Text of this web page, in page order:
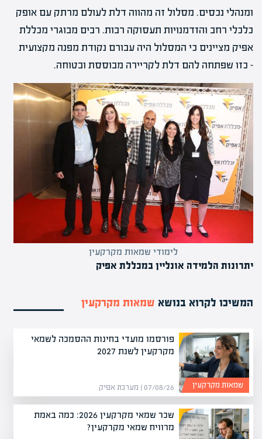
ומנהלי נכסים. מסלול זה מהווה דלת לעולם מרתק עם אופק
כלכלי רחב והזדמנויות תעסוקה רבות. רבים מבוגרי מכללת
אפיק מציינים כי המסלול היה עבורם נקודת מפנה מקצועית
– כזו שפתחה להם דלת לקריירה מבוססת ובטוחה.
לימודי שמאות מקרקעין
יתרונות הלמידה אונליין במכללת אפיק
המשיכו לקרוא בנושא שמאות מקרקעין
פורסמו מועדי בחינות ההסמכה לשמאי
מקרקעין לשנת 2027
07/08/26 | מערכת אפיק שמאות מקרקעין
שכר שמאי מקרקעין 2026: כמה באמת
מרוויח שמאי מקרקעין?